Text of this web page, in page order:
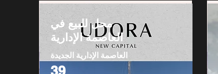
محل للبيع في
العاصمة الإدارية
العاصمة الإدارية الجديدة